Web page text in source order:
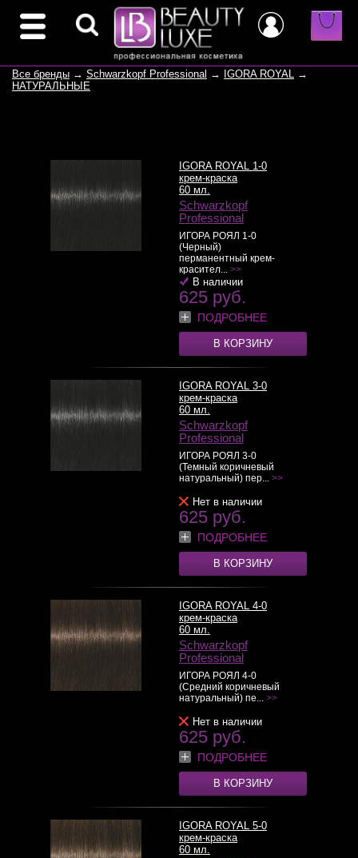
Все бренды → Schwarzkopf Professional → IGORA ROYAL →
НАТУРАЛЬНЫЕ
IGORA ROYAL 1-0
крем-краска
60 мл.
Schwarzkopf
Professional
ИГОРА РОЯЛ 1-0
(Черный)
перманентный крем-
красител... >>
В наличии
625 руб.
ПОДРОБНЕЕ
В КОРЗИНУ
IGORA ROYAL 3-0
крем-краска
60 мл.
Schwarzkopf
Professional
ИГОРА РОЯЛ 3-0
(Темный коричневый
натуральный) пер... >>
Нет в наличии
625 руб.
ПОДРОБНЕЕ
В КОРЗИНУ
IGORA ROYAL 4-0
крем-краска
60 мл.
Schwarzkopf
Professional
ИГОРА РОЯЛ 4-0
(Средний коричневый
натуральный) пе... >>
Нет в наличии
625 руб.
ПОДРОБНЕЕ
В КОРЗИНУ
IGORA ROYAL 5-0
крем-краска
60 мл.